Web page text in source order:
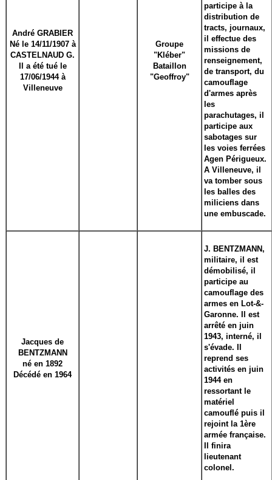
André GRABIER
Né le 14/11/1907 à
CASTELNAUD G.
Il a été tué le
17/06/1944 à
Villeneuve
Groupe
"Kléber"
Bataillon
"Geoffroy"
participe à la
distribution de
tracts, journaux,
il effectue des
missions de
renseignement,
de transport, du
camouflage
d'armes après
les
parachutages, il
participe aux
sabotages sur
les voies ferrées
Agen Périgueux.
A Villeneuve, il
va tomber sous
les balles des
miliciens dans
une embuscade.
Jacques de
BENTZMANN
né en 1892
Décédé en 1964
J. BENTZMANN,
militaire, il est
démobilisé, il
participe au
camouflage des
armes en Lot-&-
Garonne. Il est
arrêté en juin
1943, interné, il
s'évade. Il
reprend ses
activités en juin
1944 en
ressortant le
matériel
camouflé puis il
rejoint la 1ère
armée française.
Il finira
lieutenant
colonel.